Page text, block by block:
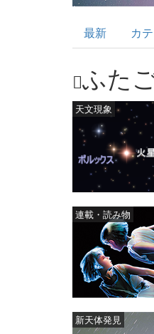
最新 カ
ふた
天文現象
連載・読み物
新天体発見